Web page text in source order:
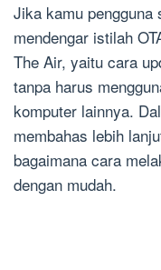
Jika kamu
mendengar istilah
The Air, yaitu cara
tanpa harus
komputer lainnya.
membahas lebih
bagaimana cara
dengan mudah.